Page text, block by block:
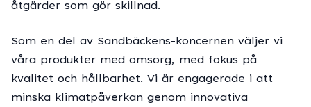
åtgärder som gör skillnad.
Som en del av Sandbäckens-koncernen väljer vi
våra produkter med omsorg, med fokus på
kvalitet och hållbarhet. Vi är engagerade i att
minska klimatpåverkan genom innovativa